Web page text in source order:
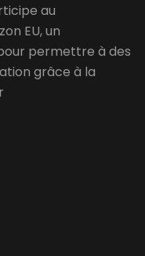
au
EU, un
permettre à des
grâce à la